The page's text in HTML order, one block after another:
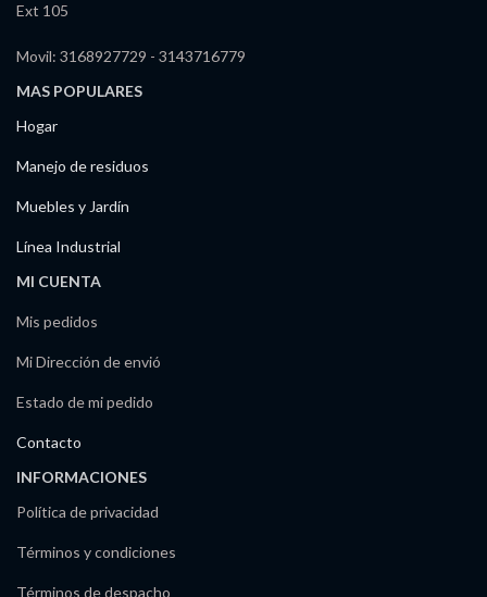
Ext 105
Movil: 3168927729 - 3143716779
MAS POPULARES
Hogar
Manejo de residuos
Muebles y Jardín
Línea Industrial
MI CUENTA
Mis pedidos
Mi Dirección de envió
Estado de mi pedido
Contacto
INFORMACIONES
Política de privacidad
Términos y condiciones
Términos de despacho